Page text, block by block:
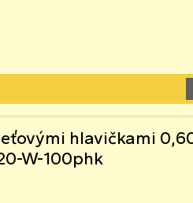
hlavičkami
W-100phk